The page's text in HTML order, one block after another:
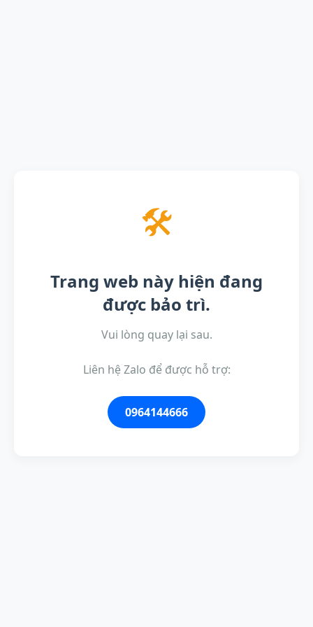
🛠️
Trang web này hiện đang
được bảo trì.
Vui lòng quay lại sau.
Liên hệ Zalo để được hỗ trợ:
0964144666